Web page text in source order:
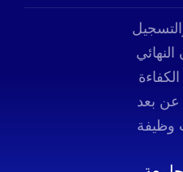
النهائي
بعد